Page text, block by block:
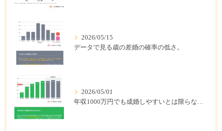
2026/05/15
データで見る歳の差婚の確率の低さ。
2026/05/01
年収1000万円でも成婚しやすいとは限らない? 「年収帯別の成婚率」のリアル